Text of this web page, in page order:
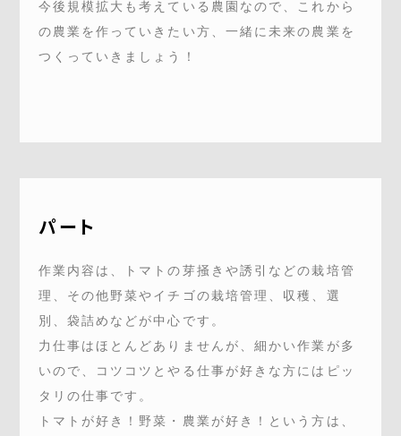
今後規模拡大も考えている農園なので、これから
の農業を作っていきたい方、一緒に未来の農業を
つくっていきましょう！
パート
作業内容は、トマトの芽掻きや誘引などの栽培管
理、その他野菜やイチゴの栽培管理、収穫、選
別、袋詰めなどが中心です。
力仕事はほとんどありませんが、細かい作業が多
いので、コツコツとやる仕事が好きな方にはピッ
タリの仕事です。
トマトが好き！野菜・農業が好き！という方は、
オンラインストア
当日以外はお問い合わせフォームからご連絡ください
お問い合わせ